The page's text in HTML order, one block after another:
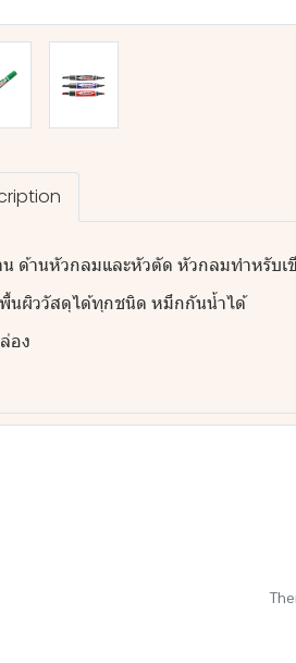
ด้านหัวกลมและหัวตัด หัวกลมทำหรับเ
นผิววัสดุได้ทุกชนิด หมึกกันน้ำได้
อง